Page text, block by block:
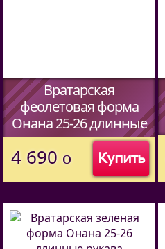
Вратарская
феолетовая форма
Онана 25-26 длинные
рукава
(Код:44597338 Купить
4 690 o